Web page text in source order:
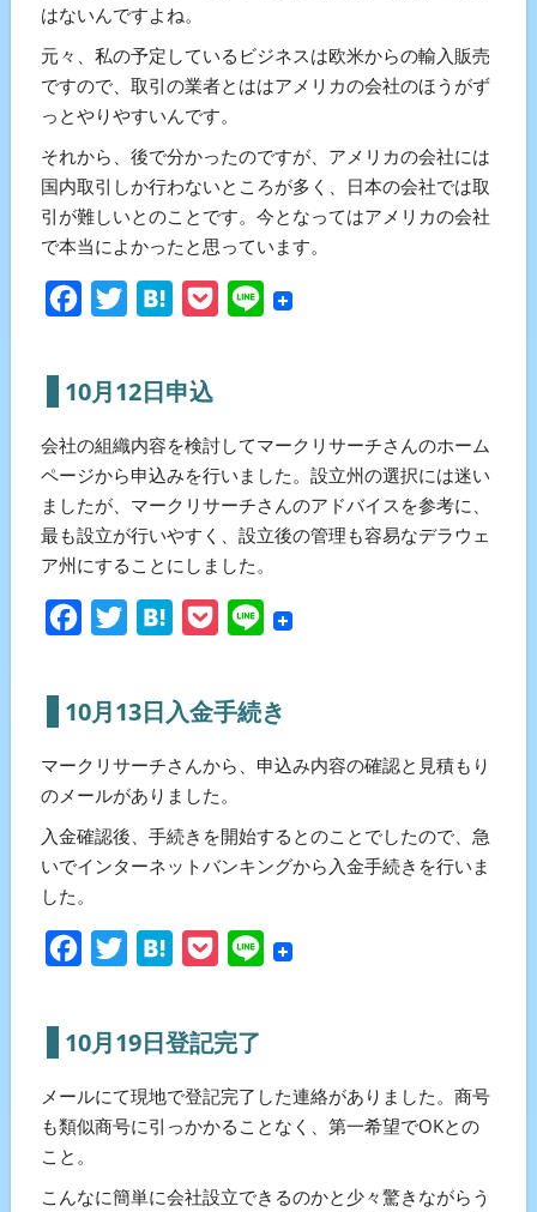
はないんですよね。
元々、私の予定しているビジネスは欧米からの輸入販売
ですので、取引の業者とははアメリカの会社のほうがず
っとやりやすいんです。
それから、後で分かったのですが、アメリカの会社には
国内取引しか行わないところが多く、日本の会社では取
引が難しいとのことです。今となってはアメリカの会社
で本当によかったと思っています。
FacebookTwitterHatenaPocketLine
10月12日申込
会社の組織内容を検討してマークリサーチさんのホーム
ページから申込みを行いました。設立州の選択には迷い
ましたが、マークリサーチさんのアドバイスを参考に、
最も設立が行いやすく、設立後の管理も容易なデラウェ
ア州にすることにしました。
FacebookTwitterHatenaPocketLine
10月13日入金手続き
マークリサーチさんから、申込み内容の確認と見積もり
のメールがありました。
入金確認後、手続きを開始するとのことでしたので、急
いでインターネットバンキングから入金手続きを行いま
した。
FacebookTwitterHatenaPocketLine
10月19日登記完了
メールにて現地で登記完了した連絡がありました。商号
も類似商号に引っかかることなく、第一希望でOKとの
こと。
こんなに簡単に会社設立できるのかと少々驚きながらう